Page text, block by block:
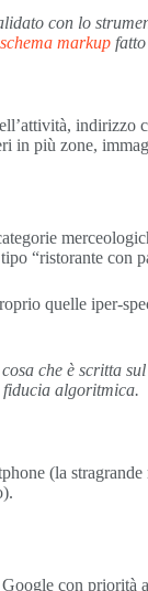
con lo
markup
in più zone,
“ristorante con
quelle iper-
che è scritta
fiducia algoritmica.
(la
con priorità